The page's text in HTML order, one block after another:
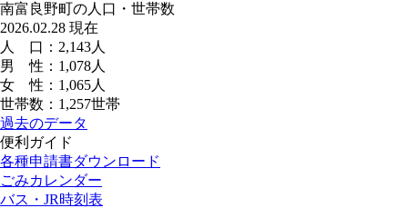
南富良野町の人口・世帯数
2026.02.28 現在
人 口：2,143人
男 性：1,078人
女 性：1,065人
世帯数：1,257世帯
過去のデータ
便利ガイド
各種申請書ダウンロード
ごみカレンダー
バス・JR時刻表